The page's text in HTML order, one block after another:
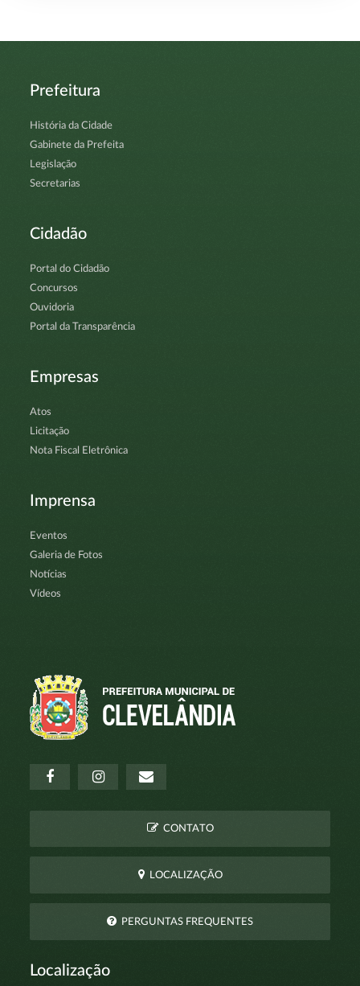
Prefeitura
História da Cidade
Gabinete da Prefeita
Legislação
Secretarias
Cidadão
Portal do Cidadão
Concursos
Ouvidoria
Portal da Transparência
Empresas
Atos
Licitação
Nota Fiscal Eletrônica
Imprensa
Eventos
Galeria de Fotos
Notícias
Vídeos
CONTATO
LOCALIZAÇÃO
PERGUNTAS FREQUENTES
Localização